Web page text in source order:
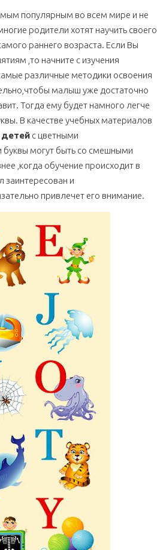
популярным во всем мире и не
родители хотят научить своего
раннего возраста. Если Вы
,то начните с изучения
различные методики освоения
малыш уже достаточно
Тогда ему будет намного легче
В качестве учебных материалов
детей с цветными
могут быть со смешными
,когда обучение происходит в
и
привлечет его внимание.